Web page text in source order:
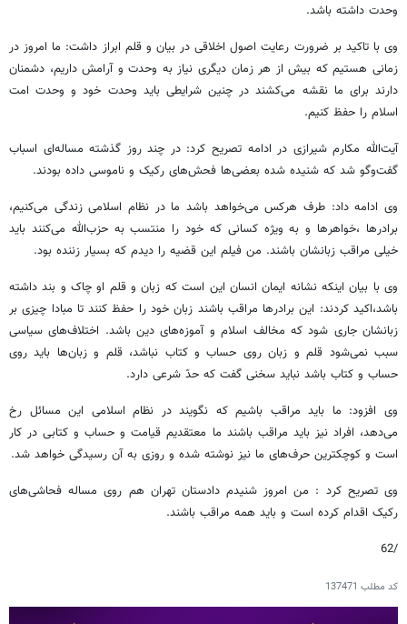
وحدت داشته باشد.
وی با تاکید بر ضرورت رعایت اصول اخلاقی در بیان و قلم ابراز داشت: ما امروز در
زمانی هستیم که بیش از هر زمان دیگری نیاز به وحدت و آرامش داریم، دشمنان
دارند برای ما نقشه می‌کشند در چنین شرایطی باید وحدت خود و وحدت امت
اسلام را حفظ کنیم.
آیت‌الله مکارم شیرازی در ادامه تصریح کرد: در چند روز گذشته مساله‌‌ای اسباب
گفت‌و‌گو شد که شنیده شده بعضی‌ها فحش‌های رکیک و ناموسی داده بودند.
وی ادامه داد: طرف هر‌کس می‌خواهد باشد ما در نظام اسلامی زندگی می‌کنیم،
برادرها ،خواهرها و به ویژه کسانی که خود را منتسب به حزب‌الله می‌کنند باید
خیلی مراقب زبانشان باشند. من فیلم این قضیه را دیدم که بسیار زننده بود.
وی با بیان اینکه نشانه ایمان انسان این است که زبان و قلم او چاک و بند داشته
باشد،اکید کردند: این برادرها مراقب باشند زبان خود را حفظ کنند تا مبادا چیزی بر
زبانشان جاری شود که مخالف اسلام و آموزه‌های دین باشد. اختلاف‌های سیاسی
سبب نمی‌شود قلم و زبان روی حساب و کتاب نباشد، قلم و زبان‌ها باید روی
حساب و کتاب باشد نباید سخنی گفت که حدّ شرعی دارد.
وی افزود: ما باید مراقب باشیم که نگویند در نظام اسلامی این مسائل رخ
می‌دهد، افراد نیز باید مراقب باشند ما معتقدیم قیامت و حساب و کتابی در کار
است و کوچکترین حرف‌های ما نیز نوشته شده و روزی به آن رسیدگی خواهد شد.
وی تصریح کرد : من امروز شنیدم دادستان تهران هم روی مساله فحاشی‌های
رکیک اقدام کرده است و باید همه مراقب باشند.
/62
کد مطلب 137471